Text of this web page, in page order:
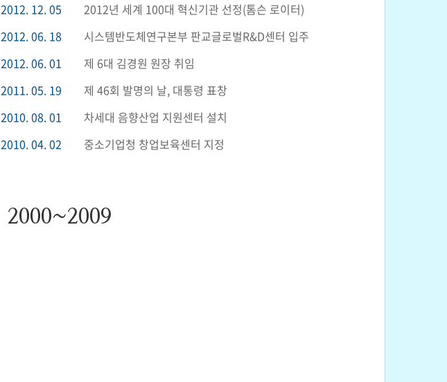
2012. 12. 05
2012년 세계 100대 혁신기관 선정(톰슨 로이터)
2012. 06. 18
시스템반도체연구본부 판교글로벌R&D센터 입주
2012. 06. 01
제 6대 김경원 원장 취임
2011. 05. 19
제 46회 발명의 날, 대통령 표창
2010. 08. 01
차세대 음향산업 지원센터 설치
2010. 04. 02
중소기업청 창업보육센터 지정
2000~2009